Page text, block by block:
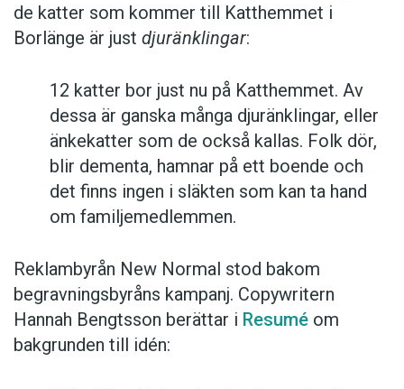
de katter som kommer till Katthemmet i
Borlänge är just djuränklingar:
12 katter bor just nu på Katthemmet. Av
dessa är ganska många djuränklingar, eller
änkekatter som de också kallas. Folk dör,
blir dementa, hamnar på ett boende och
det finns ingen i släkten som kan ta hand
om familjemedlemmen.
Reklambyrån New Normal stod bakom
begravningsbyråns kampanj. Copywritern
Hannah Bengtsson berättar i Resumé om
bakgrunden till idén: